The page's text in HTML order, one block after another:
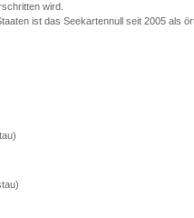
wird.
ist das Seekartennull seit 2005 als